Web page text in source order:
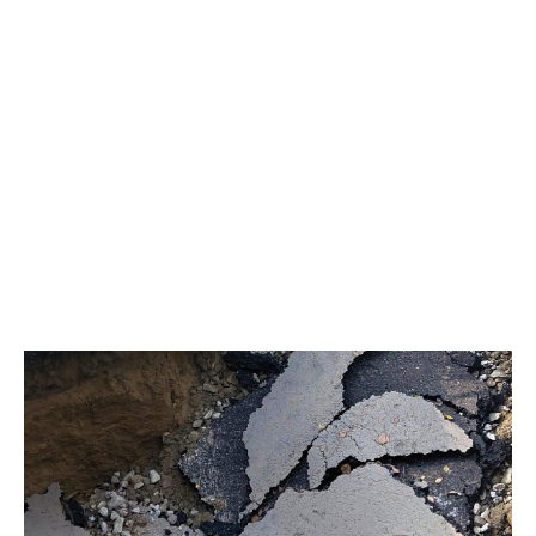
межведомственным взаимодействием, однако заверили, что
все замечания учтены и ведётся поиск дополнительных
источников финансирования. Особое внимание
парламентарии уделили ходу работ на объекте «Березовая
аллея». Сроки явно затягиваются, и депутаты опасаются, что
подрядчик не успеет завершить всё к установленному сроку,
поэтому настаивают на взятии объекта под особый контроль. В
департаменте ЖКХ подтвердили отставание от графика и
пообещали усилить надзор, чтобы подрядчик выполнил